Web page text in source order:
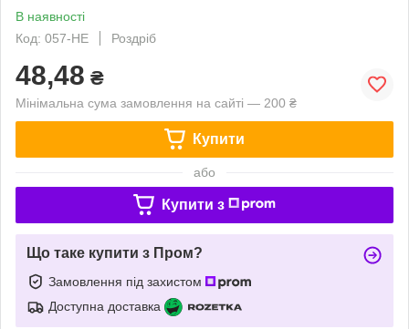
В наявності
Код: 057-HE
Роздріб
48,48 ₴
Мінімальна сума замовлення на сайті — 200 ₴
Купити
або
Купити з
Що таке купити з Пром?
Замовлення під захистом
Доступна доставка